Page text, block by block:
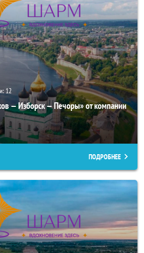
12
— Изборск — Печоры» от компании
ПОДРОБНЕЕ